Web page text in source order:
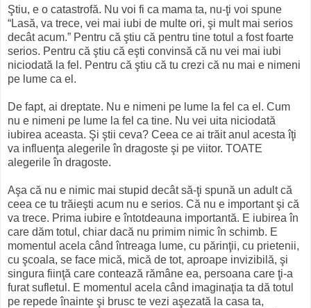
Ştiu, e o catastrofă. Nu voi fi ca mama ta, nu-ţi voi spune
“Lasă, va trece, vei mai iubi de multe ori, şi mult mai serios
decât acum.” Pentru că ştiu că pentru tine totul a fost foarte
serios. Pentru că ştiu că eşti convinsă că nu vei mai iubi
niciodată la fel. Pentru că ştiu că tu crezi că nu mai e nimeni
pe lume ca el.
De fapt, ai dreptate. Nu e nimeni pe lume la fel ca el. Cum
nu e nimeni pe lume la fel ca tine. Nu vei uita niciodată
iubirea aceasta. Şi ştii ceva? Ceea ce ai trăit anul acesta îţi
va influenţa alegerile în dragoste şi pe viitor. TOATE
alegerile în dragoste.
Aşa că nu e nimic mai stupid decât să-ţi spună un adult că
ceea ce tu trăieşti acum nu e serios. Că nu e important şi că
va trece. Prima iubire e întotdeauna importantă. E iubirea în
care dăm totul, chiar dacă nu primim nimic în schimb. E
momentul acela când întreaga lume, cu părinţii, cu prietenii,
cu şcoala, se face mică, mică de tot, aproape invizibilă, şi
singura fiinţă care contează rămâne ea, persoana care ţi-a
furat sufletul. E momentul acela când imaginaţia ta dă totul
pe repede înainte şi brusc te vezi aşezată la casa ta,